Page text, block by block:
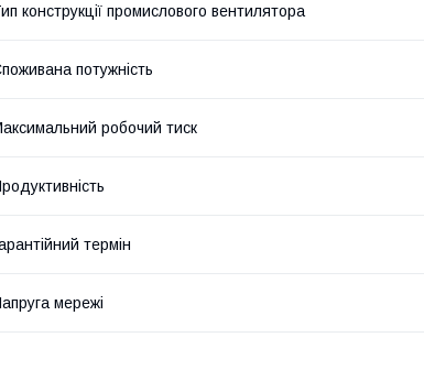
конструкції промислового вентилятора
потужність
робочий тиск
термін
мережі